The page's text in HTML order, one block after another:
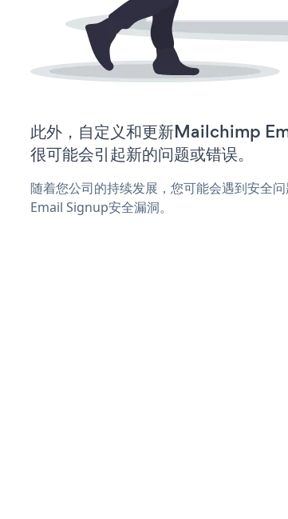
此外，自定义和更新Mailchimp
很可能会引起新的问题或错误。
随着您公司的持续发展，您可能会遇到安全
Email Signup安全漏洞。